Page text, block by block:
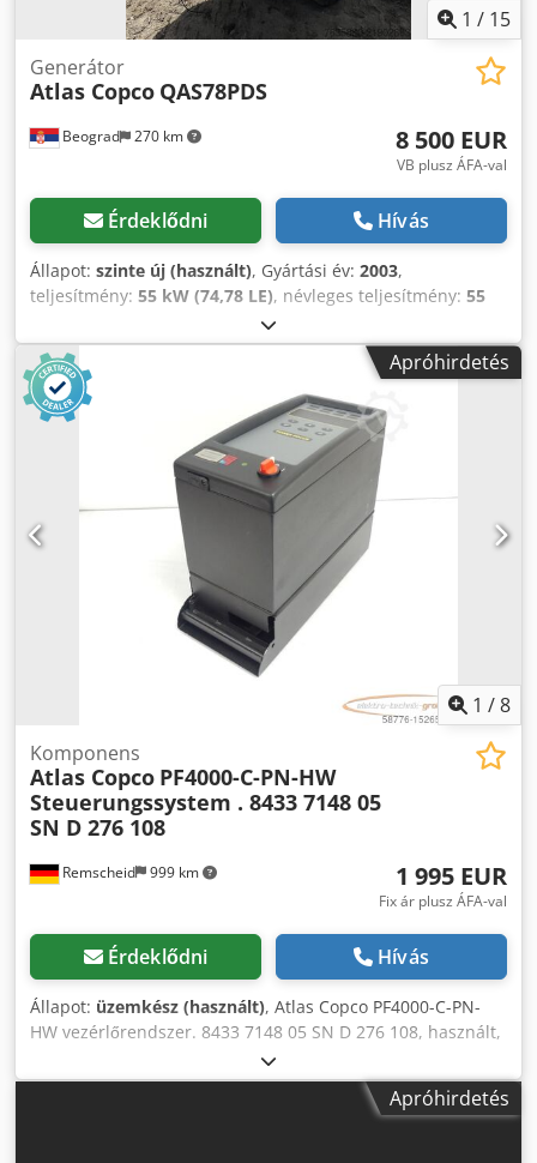
1 / 15
Beograd 270 km
Generátor
Atlas Copco QAS78PDS
8 500 EUR
VB plusz ÁFA-val
Érdeklődni Hívás
Állapot: szinte új (használt), Gyártási év: 2003,
teljesítmény: 55 kW (74,78 LE), névleges teljesítmény: 55
, kitűnő állapot Chedpfx Ansy Rqmiszea
Apróhirdetés
1 /8
Remscheid 999 km
Komponens
Atlas Copco PF4000-C-PN-HW
Steuerungssystem . 8433 7148 05
SN D 276 108
1 995 EUR
Fix ár plusz ÁFA-val
Érdeklődni Hívás
Állapot: üzemkész (használt), Atlas Copco PF4000-C-PN-
HW vezérlőrendszer. 8433 7148 05 SN D 276 108, használt,
kisebb kopásnyomok, 100%-ban működőképes, szállítási
terjedelem a képek szerint Chedpfx Aerv Nz Ajnzsa
Apróhirdetés